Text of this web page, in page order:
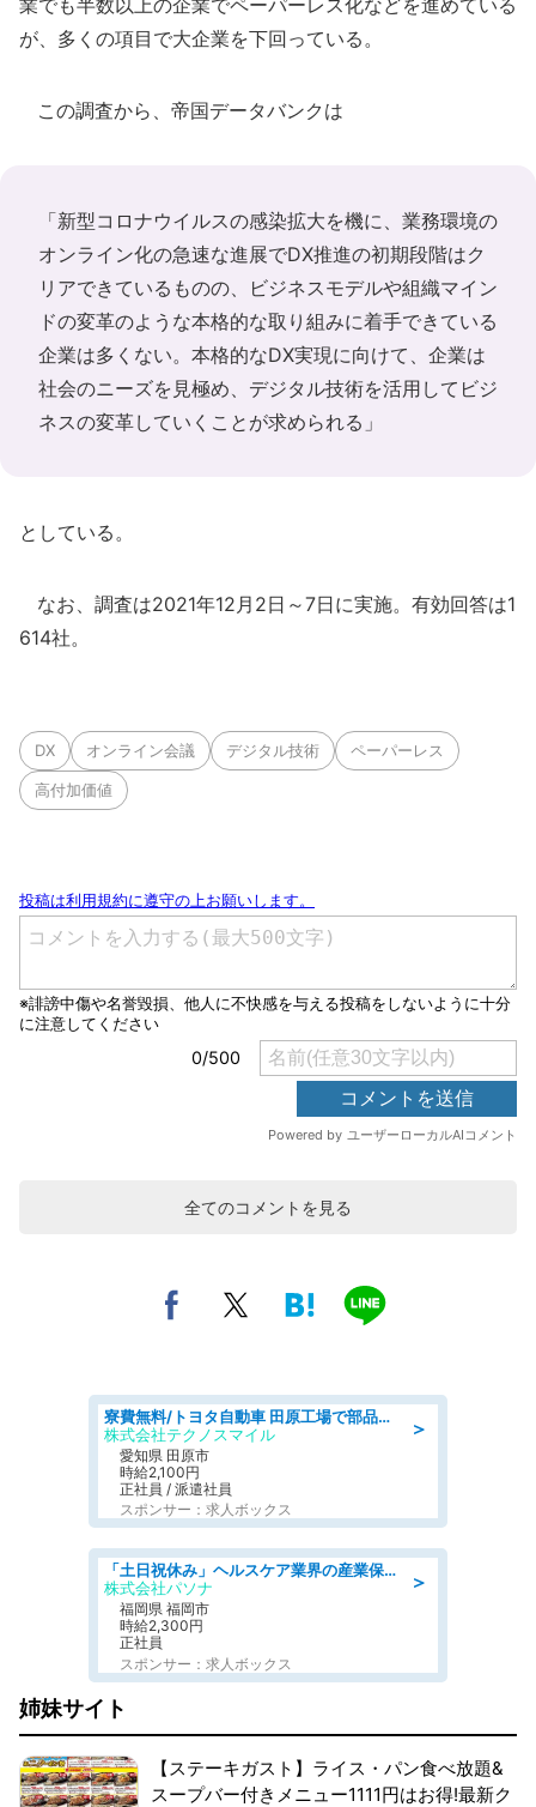
が、多くの項目で大企業を下回っている。
この調査から、帝国データバンクは
「新型コロナウイルスの感染拡大を機に、業務環境の
オンライン化の急速な進展でDX推進の初期段階はク
リアできているものの、ビジネスモデルや組織マイン
ドの変革のような本格的な取り組みに着手できている
企業は多くない。本格的なDX実現に向けて、企業は
社会のニーズを見極め、デジタル技術を活用してビジ
ネスの変革していくことが求められる」
としている。
なお、調査は2021年12月2日～7日に実施。有効回答は1
614社。
DX オンライン会議 デジタル技術 ペーパーレス
高付加価値
全てのコメントを見る
＞
寮費無料/トヨタ自動車 田原工場で部品の組立製造/tutumi
株式会社テクノスマイル
愛知県 田原市
時給2,100円
正社員 / 派遣社員
スポンサー：求人ボックス
＞
「土日祝休み」ヘルスケア業界の産業保健師/高時給/未経験OK/要資格:保健師、正看護師
株式会社パソナ
福岡県 福岡市
時給2,300円
正社員
スポンサー：求人ボックス
姉妹サイト
【ステーキガスト】ライス・パン食べ放題&
スープバー付きメニュー1111円はお得!最新ク